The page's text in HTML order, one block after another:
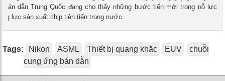
bán dẫn Trung Quốc đang cho thấy những bước tiến mới trong nỗ lực
lực sản xuất chip tiên tiến trong nước.
Tags: Nikon ASML Thiết bị quang khắc EUV
chuỗi
cung ứng bán dẫn